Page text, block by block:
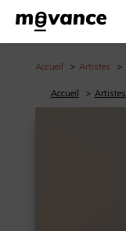
Accueil Artistes
Accueil Artistes